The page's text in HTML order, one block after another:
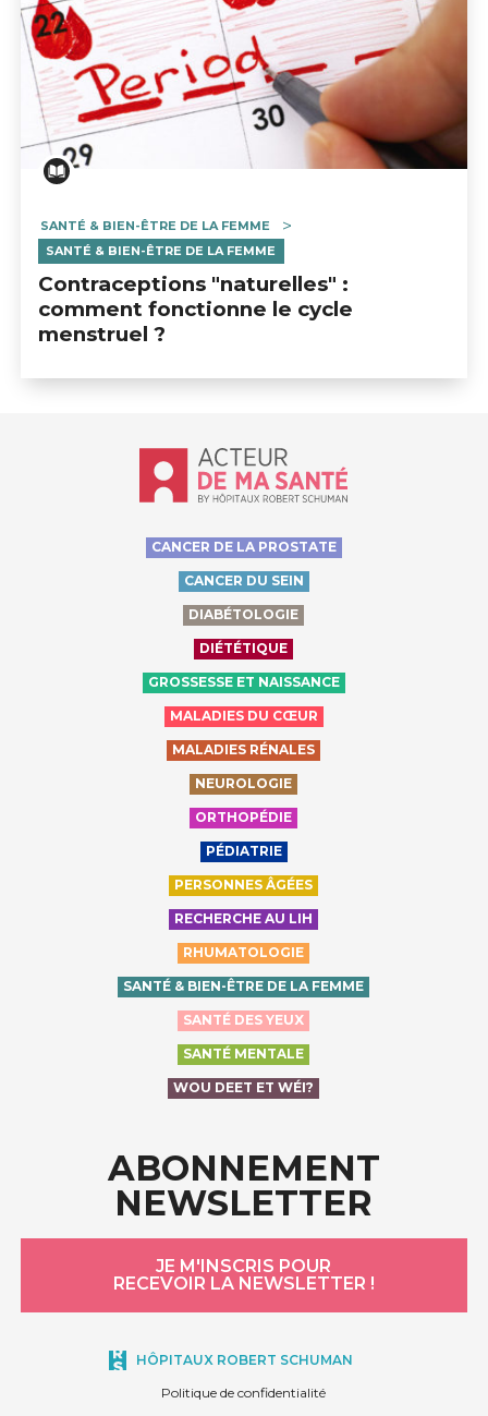
SANTÉ & BIEN-ÊTRE DE LA FEMME
SANTÉ & BIEN-ÊTRE DE LA FEMME
Contraceptions "naturelles" :
comment fonctionne le cycle
menstruel ?
Accueil - Acteur de ma santé, by
CANCER DE LA PROSTATE
CANCER DU SEIN
DIABÉTOLOGIE
DIÉTÉTIQUE
GROSSESSE ET NAISSANCE
MALADIES DU CŒUR
MALADIES RÉNALES
NEUROLOGIE
ORTHOPÉDIE
PÉDIATRIE
PERSONNES ÂGÉES
RECHERCHE AU LIH
RHUMATOLOGIE
SANTÉ & BIEN-ÊTRE DE LA FEMME
SANTÉ DES YEUX
SANTÉ MENTALE
WOU DEET ET WÉI?
ABONNEMENT
NEWSLETTER
JE M'INSCRIS POUR
RECEVOIR LA NEWSLETTER !
HÔPITAUX ROBERT SCHUMAN
Politique de confidentialité